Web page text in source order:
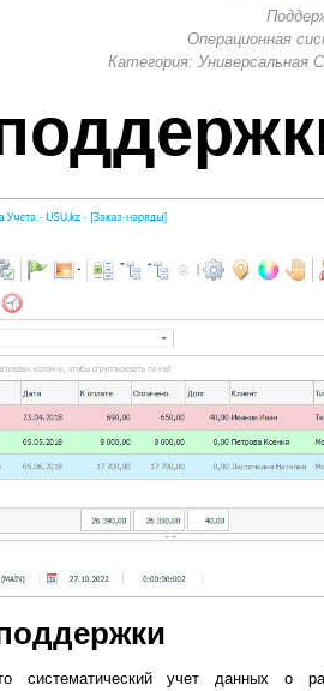
Операционная
Категория: Универсальная
систематический учет данных о